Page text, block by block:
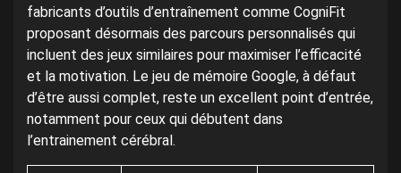
fabricants d’outils d’entraînement comme CogniFit
proposant désormais des parcours personnalisés qui
incluent des jeux similaires pour maximiser l’efficacité
et la motivation. Le jeu de mémoire Google, à défaut
d’être aussi complet, reste un excellent point d’entrée,
notamment pour ceux qui débutent dans
l’entrainement cérébral.